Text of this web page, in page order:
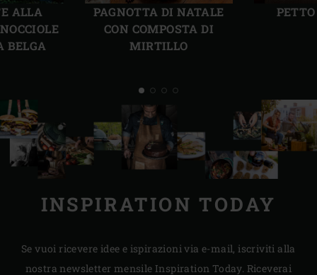
ALLA
BELGA
PAGNOTTA DI NATALE
CON COMPOSTA DI
MIRTILLO
INSPIRATION TODAY
Se vuoi ricevere idee e ispirazioni via e-mail, iscriviti alla
nostra newsletter mensile Inspiration Today. Riceverai